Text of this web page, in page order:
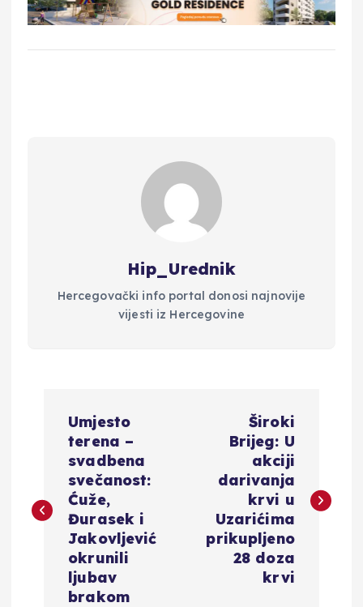
Hip_Urednik
Hercegovački info portal donosi najnovije
vijesti iz Hercegovine
i
Umjesto
terena –
svadbena
svečanost:
Ćuže,
Đurasek i
Jakovljević
okrunili
ljubav
brakom
Široki
Brijeg: U
akciji
darivanja
krvi u
Uzarićima
prikupljeno
28 doza
krvi